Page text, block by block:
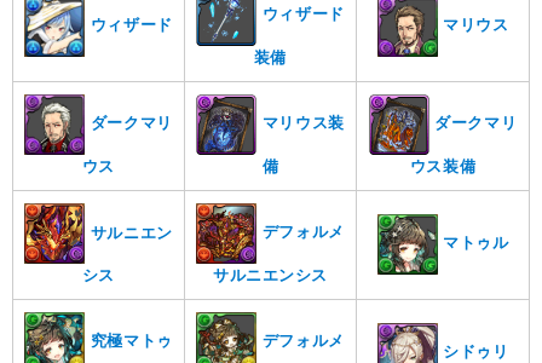
ウィザード
ウィザード
装備
マリウス
ダークマリ
ウス
マリウス装
備
ダークマリ
ウス装備
サルニエン
シス
デフォルメ
サルニエンシス
マトゥル
究極マトゥ デフォルメ
シドゥリ